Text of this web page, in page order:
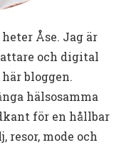
Åse. Jag är
och digital
bloggen.
hälsosamma
för en hållbar
mode och